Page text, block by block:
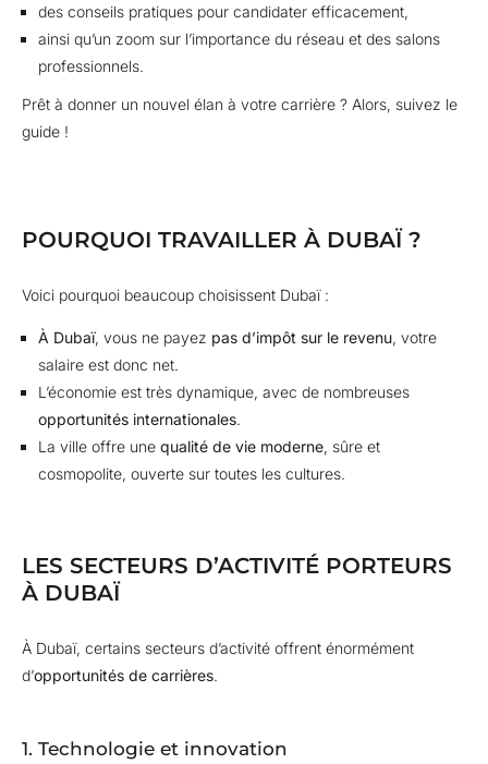
des conseils pratiques pour candidater efficacement,
ainsi qu’un zoom sur l’importance du réseau et des salons
professionnels.
Prêt à donner un nouvel élan à votre carrière ? Alors, suivez le
guide !
POURQUOI TRAVAILLER À DUBAÏ ?
Voici pourquoi beaucoup choisissent Dubaï :
À Dubaï, vous ne payez pas d’impôt sur le revenu, votre
salaire est donc net.
L’économie est très dynamique, avec de nombreuses
opportunités internationales.
La ville offre une qualité de vie moderne, sûre et
cosmopolite, ouverte sur toutes les cultures.
LES SECTEURS D’ACTIVITÉ PORTEURS
À DUBAÏ
À Dubaï, certains secteurs d’activité offrent énormément
d’opportunités de carrières.
1. Technologie et innovation